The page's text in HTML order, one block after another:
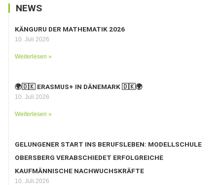
NEWS
KÄNGURU DER MATHEMATIK 2026
10. Juli 2026
Weiterlesen »
🌍🇩🇰 ERASMUS+ IN DÄNEMARK 🇩🇰🌍
10. Juli 2026
Weiterlesen »
GELUNGENER START INS BERUFSLEBEN: MODELLSCHULE
OBERSBERG VERABSCHIEDET ERFOLGREICHE
KAUFMÄNNISCHE NACHWUCHSKRÄFTE
10. Juli 2026